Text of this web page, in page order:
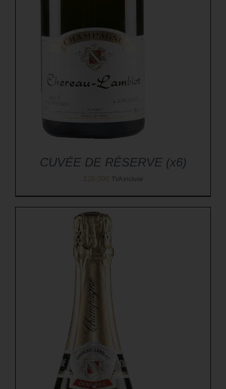
CUVÉE DE RÉSERVE (x6)
126,00€ TVA incluse